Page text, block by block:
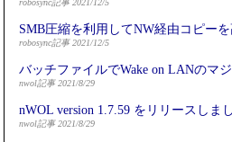
robosync記事 2021/12/5
SMB圧縮を利用してNW経由コピー
robosync記事 2021/12/5
バッチファイルでWake on LANのマ
nwol記事 2021/8/29
nWOL version 1.7.59 をリリースしま
nwol記事 2021/8/29